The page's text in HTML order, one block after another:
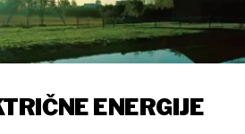
ENERGIJE